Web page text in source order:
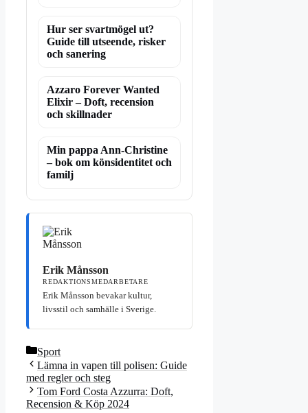
Hur ser svartmögel ut?
Guide till utseende, risker
och sanering
Azzaro Forever Wanted
Elixir – Doft, recension
och skillnader
Min pappa Ann-Christine
– bok om könsidentitet och
familj
Erik Månsson
REDAKTIONSMEDARBETARE
Erik Månsson bevakar kultur,
livsstil och samhälle i Sverige.
Kategorier
Sport
Lämna in vapen till polisen: Guide
med regler och steg
Tom Ford Costa Azzurra: Doft,
Recension & Köp 2024